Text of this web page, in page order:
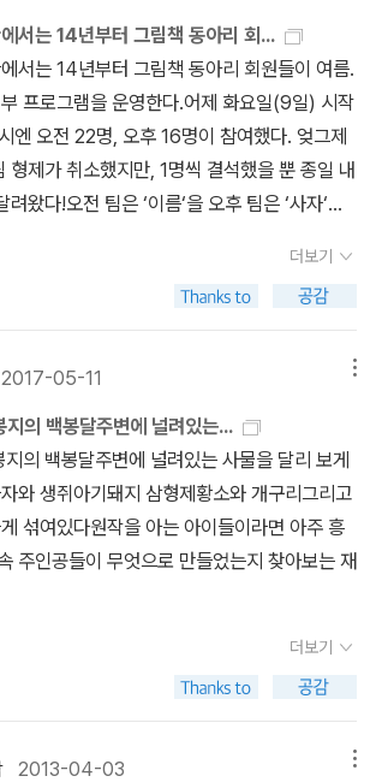
서 .별 셋을 주기엔 그렇고, 넷을 주기에도 그렇
은 책이 재미있기까지 하는건 쉽지 않구나..하
앉은 자리에서 다 읽었지만, 저는 챕터를 나눠
량을 보면 금방 읽을수 있는 분량이지만, 혹
까?하는 마음으로 읽었습니다. 결론적으로는
읽는편이 더 좋았던것 같습니다. 이 책의 가장
그린 그림이었습니다. 글이 그림을 따라가지
쥐는 이솝이야기의 비틀기라는 점에 흥미를
으로 이야기가 진행되면서 집중력이 흐트려
없어 더 아쉬웠던것 같습니다. 그래도 하나의
'선녀와 나뭇꾼' 전래동화는 비극적인 엔딩인
'해피엔딩'이었다는거? ^^조카에게 책 속에
거는 뭐야?라고 물어보았을때, '하늘사자'라는
그저 지극히 개인적인 생각이지만, 선녀와 나
자와 생쥐'의 이야기로만 꾸렸어도, 더 새로운
요.사실 이 페이퍼를 쓰면서 고민을 많이했습
지 않는것이 작가님을 도와드리는것이 아닐
고 있기 때문에 아무래도 좋지 않은 평은 마음
만, 한편으로 이런 평들이 모셔 다음에 더 좋은
?하는 기대를 해봅니다.
서는 14년부터 그림책 동아리 회...
서는 14년부터 그림책 동아리 회원들이 여름.
프로그램을 운영한다.어제 화요일(9일) 시작
엔 오전 22명, 오후 16명이 참여했다. 엊그제
형제가 취소했지만, 1명씩 결석했을 뿐 종일 내
왔다!오전 팀은 ‘이름‘을 오후 팀은 ‘사자‘를
하고 소감을 나누며 먹기 아까운 작품들을 맛있
싫어하는 아이들이 식빵에 얹은 새싹채소도
양상추를 닭가슴살과 허니머스타드 소스에
마에게 주고 싶다며 혼자만 먹지 않고 집으
엄마사랑에 감동 받았고. 너무너무 즐거웠다
는 아이들 말과, 편식하는 아이가 채소도 잘 먹
의 피드백에 보람을 느낀다. 이 맛에 5년째
일! ★♬♧♥♬
더보기
2017-05-11
의 백봉달주변에 널려있는...
의 백봉달주변에 널려있는 사물을 달리 보게
와 생쥐아기돼지 삼형제황소와 개구리그리고
섞여있다원작을 아는 아이들이라면 아주 흥
주인공들이 무엇으로 만들었는지 찾아보는 재
더보기
2013-04-03